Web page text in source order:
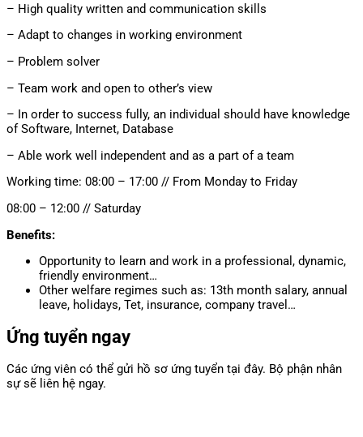
– High quality written and communication skills
– Adapt to changes in working environment
– Problem solver
– Team work and open to other’s view
– In order to success fully, an individual should have knowledge
of Software, Internet, Database
– Able work well independent and as a part of a team
Working time: 08:00 – 17:00 // From Monday to Friday
08:00 – 12:00 // Saturday
Benefits:
Opportunity to learn and work in a professional, dynamic,
friendly environment…
Other welfare regimes such as: 13th month salary, annual
leave, holidays, Tet, insurance, company travel…
Ứng tuyển ngay
Các ứng viên có thể gửi hồ sơ ứng tuyển tại đây. Bộ phận nhân
sự sẽ liên hệ ngay.